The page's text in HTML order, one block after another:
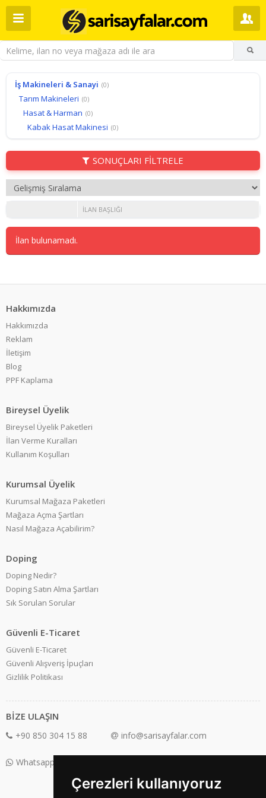
Çerezleri kullanıyoruz
İş Makineleri & Sanayi (0)
Tarım Makineleri (0)
Hasat & Harman (0)
Kabak Hasat Makinesi (0)
SONUÇLARI FİLTRELE
İLAN BAŞLIĞI
İlan bulunamadı.
Hakkımızda
Hakkımızda
Reklam
İletişim
Blog
PPF Kaplama
Bireysel Üyelik
Bireysel Üyelik Paketleri
İlan Verme Kuralları
Kullanım Koşulları
Kurumsal Üyelik
Kurumsal Mağaza Paketleri
Mağaza Açma Şartları
Nasıl Mağaza Açabilirim?
Doping
Doping Nedir?
Doping Satın Alma Şartları
Sık Sorulan Sorular
Güvenli E-Ticaret
Güvenli E-Ticaret
Güvenli Alışveriş İpuçları
Gizlilik Politikası
BİZE ULAŞIN
+90 850 304 15 88 info@sarisayfalar.com
Whatsapp Destek: +90 850 304 15 88